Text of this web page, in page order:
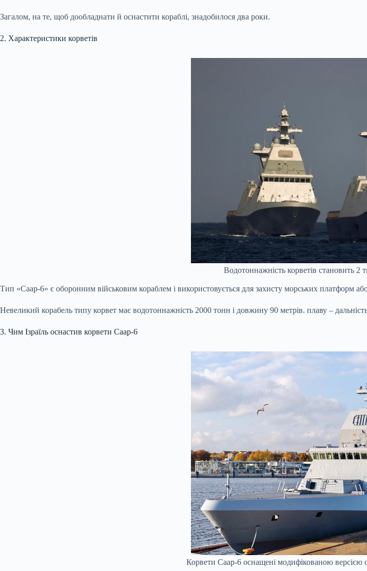
Загалом, на те, щоб дообладнати й оснастити кораблі, знадобилося два роки.
2. Характеристики корветів
Водотоннажність корветів становить 2
Тип «Саар-6» є оборонним військовим кораблем і використовується для захисту морських платформ
Невеликий корабель типу корвет має водотоннажність 2000 тонн і довжину 90 метрів. плаву –
3. Чим Ізраїль оснастив корвети Саар-6
Корвети Саар-6 оснащені модифікованою версією